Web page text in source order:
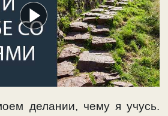
делании, чему я учусь.